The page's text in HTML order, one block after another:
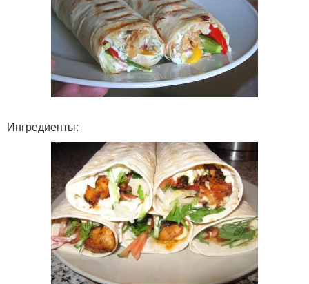
Ингредиенты: